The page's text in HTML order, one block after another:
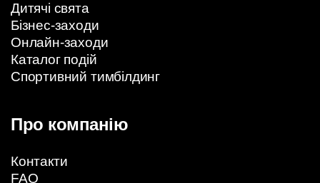
Дитячі свята
Бізнес-заходи
Онлайн-заходи
Каталог подій
Спортивний тимбілдинг
Про компанію
Контакти
FAQ